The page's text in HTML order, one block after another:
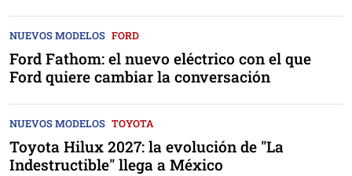
NUEVOS MODELOS FORD
Ford Fathom: el nuevo eléctrico con el que
Ford quiere cambiar la conversación
NUEVOS MODELOS TOYOTA
Toyota Hilux 2027: la evolución de "La
Indestructible" llega a México